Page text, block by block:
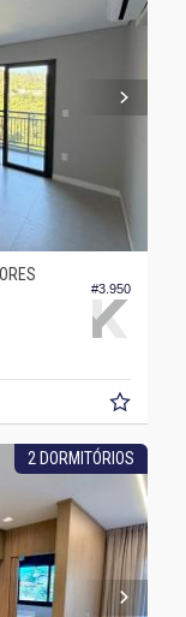
#3.950
2 DORMITÓRIOS